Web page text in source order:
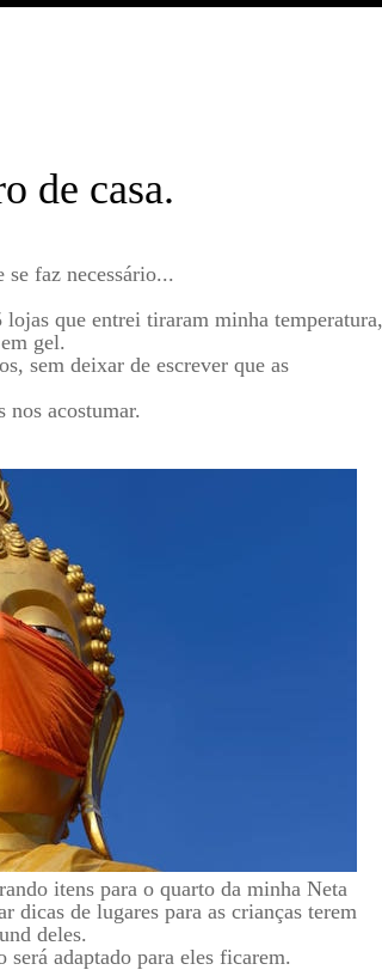
de casa.
se faz necessário...
que entrei tiraram minha temperatura,
gel.
sem deixar de escrever que as
acostumar.
itens para o quarto da minha Neta
de lugares para as crianças terem
deles.
será adaptado para eles ficarem.